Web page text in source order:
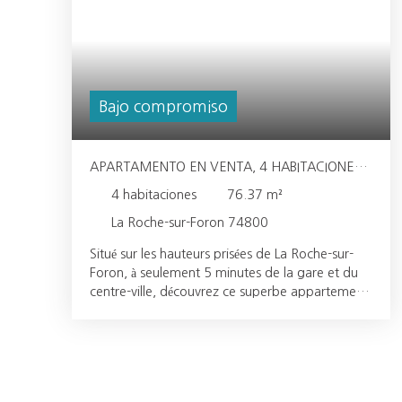
Bajo compromiso
APARTAMENTO EN VENTA, 4 HABITACIONES -
LA ROCHE-SUR-FORON 74800
4 habitaciones 76.37 m²
La Roche-sur-Foron 74800
Situé sur les hauteurs prisées de La Roche-sur-
Foron, à seulement 5 minutes de la gare et du
centre-ville, découvrez ce superbe appartement